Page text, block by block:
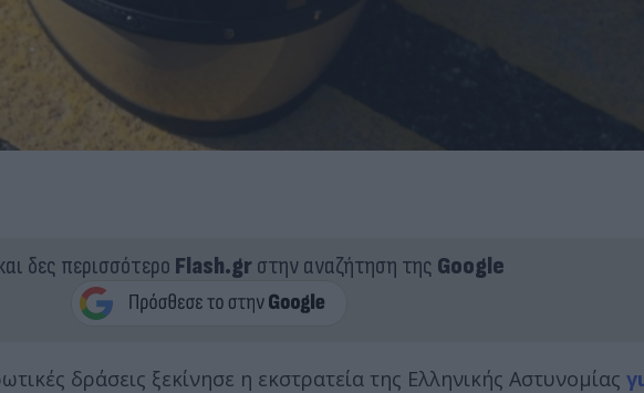
δες περισσότερο Flash.grστην αναζήτηση της Google
δράσεις ξεκίνησε η εκστρατεία της Ελληνικής Αστυνομίας